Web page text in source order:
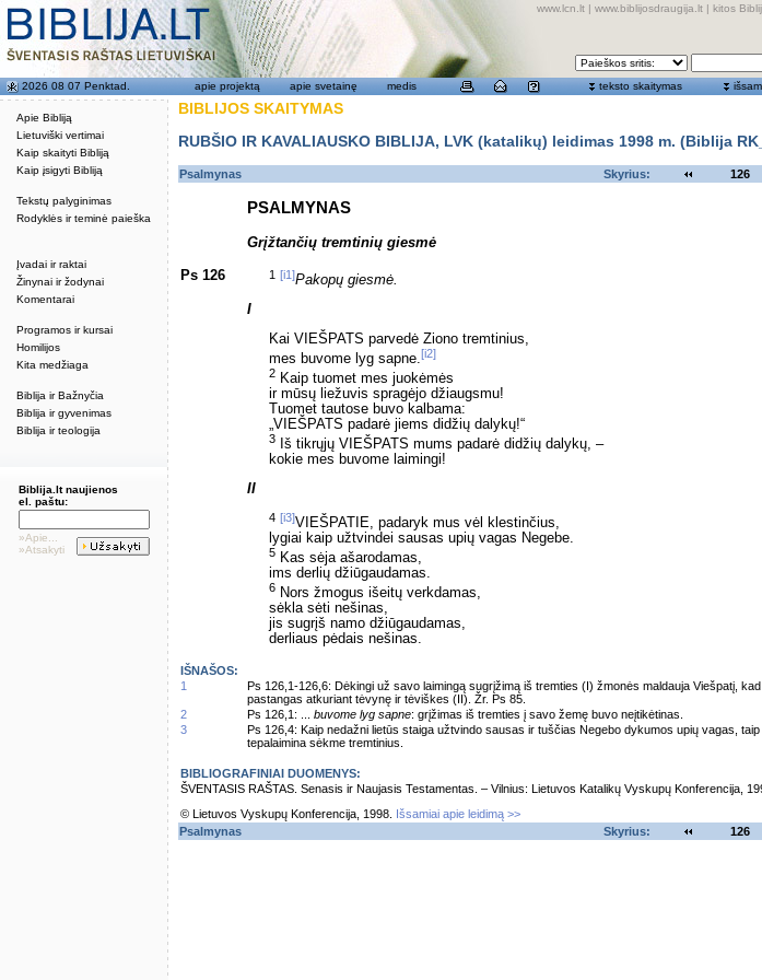
Apie Bibliją
Lietuviški vertimai
Kaip skaityti Bibliją
Kaip įsigyti Bibliją
Tekstų palyginimas
Rodyklės ir teminė paieška
Įvadai ir raktai
Žinynai ir žodynai
Komentarai
Programos ir kursai
Homilijos
Kita medžiaga
Biblija ir Bažnyčia
Biblija ir gyvenimas
Biblija ir teologija
www.lcn.lt | www.biblijosdraugija.lt | kitos
2026 08 07 Penktad. apie projektą apie svetainę medis teksto skaitymas
Biblija.lt naujienos
el. paštu:
»Apie...
»Atsakyti
BIBLIJOS SKAITYMAS
RUBŠIO IR KAVALIAUSKO BIBLIJA, LVK (katalikų) leidimas 1998 m. (Biblija
Psalmynas Skyrius: 126
PSALMYNAS
Grįžtančių tremtinių giesmė
Ps 126 1 [i1]Pakopų giesmė.
I
Kai VIEŠPATS parvedė Ziono tremtinius,
mes buvome lyg sapne. [i2]
2 Kaip tuomet mes juokėmės
ir mūsų liežuvis spragėjo džiaugsmu!
Tuomet tautose buvo kalbama:
„VIEŠPATS padarė jiems didžių dalykų!“
3 Iš tikrųjų VIEŠPATS mums padarė didžių dalykų, –
kokie mes buvome laimingi!
II
4 [i3]VIEŠPATIE, padaryk mus vėl klestinčius,
lygiai kaip užtvindei sausas upių vagas Negebe.
5 Kas sėja ašarodamas,
ims derlių džiūgaudamas.
6 Nors žmogus išeitų verkdamas,
sėkla sėti nešinas,
jis sugrįš namo džiūgaudamas,
derliaus pėdais nešinas.
IŠNAŠOS:
1
Ps 126,1-126,6: Dėkingi už savo laimingą sugrįžimą iš tremties (I) žmonės maldauja Viešpatį, kad
pastangas atkuriant tėvynę ir tėviškes (II). Žr. Ps 85.
2
Ps 126,1: ... buvome lyg sapne: grįžimas iš tremties į savo žemę buvo neįtikėtinas.
3
Ps 126,4: Kaip nedažni lietūs staiga užtvindo sausas ir tuščias Negebo dykumos upių vagas, taip
tepalaimina sėkme tremtinius.
BIBLIOGRAFINIAI DUOMENYS:
ŠVENTASIS RAŠTAS. Senasis ir Naujasis Testamentas. – Vilnius: Lietuvos Katalikų Vyskupų Konferencija,
© Lietuvos Vyskupų Konferencija, 1998.
Išsamiai apie leidimą >>
Psalmynas
Skyrius: 126